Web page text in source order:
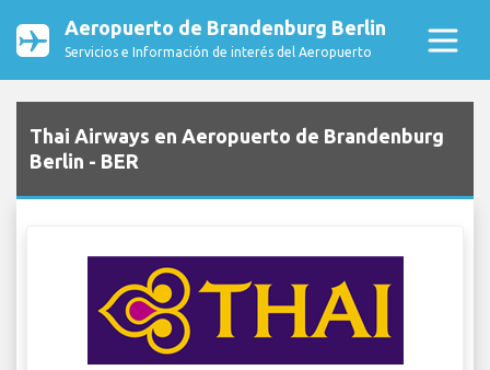
Aeropuerto de Brandenburg Berlin
Servicios e Información de interés del Aeropuerto
Thai Airways en Aeropuerto de Brandenburg
Berlin - BER